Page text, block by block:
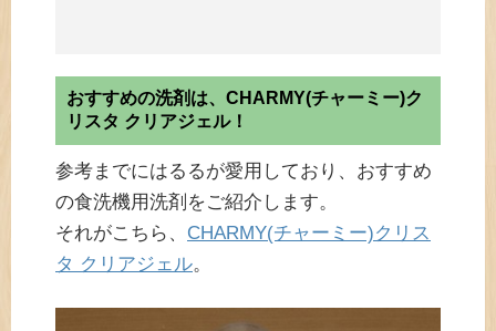
おすすめの洗剤は、CHARMY(チャーミー)ク
リスタ クリアジェル！
参考までにはるるが愛用しており、おすすめ
の食洗機用洗剤をご紹介します。
それがこちら、 CHARMY(チャーミー)クリス
タ クリアジェル。